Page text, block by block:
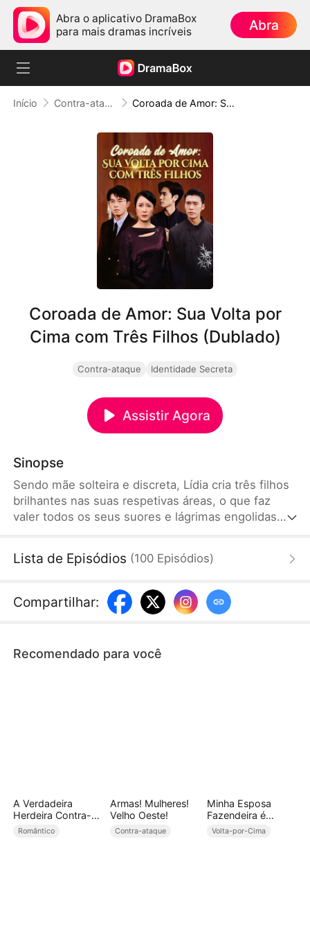
Abra o aplicativo DramaBox
para mais dramas incríveis
Abra
Início Contra-ataque Coroada de Amor: Sua Volta por Cima com Três Filhos (Dublado)
Coroada de Amor: Sua Volta por
Cima com Três Filhos (Dublado)
Contra-ataque Identidade Secreta
Assistir Agora
Sinopse
Sendo mãe solteira e discreta, Lídia cria três filhos
brilhantes nas suas respetivas áreas, o que faz
valer todos os seus suores e lágrimas engolidas
hostilidade e desprezo de suas irmãs ingratas e até
discriminações com dignidade, encontra um novo
amor e uma nova chance de felicidade.
Lista de Episódios (100 Episódios)
Compartilhar:
Recomendado para você
A Verdadeira
Herdeira Contra-
Ataca
Romântico
Armas! Mulheres!
Velho Oeste!
Contra-ataque
Minha Esposa
Fazendeira é
Trilionária
Volta-por-Cima